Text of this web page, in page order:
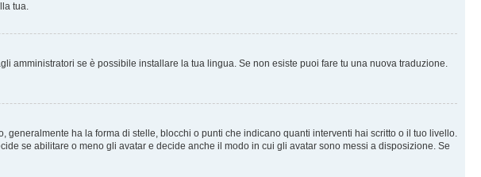
tua.
amministratori se è possibile installare la tua lingua. Se non esiste puoi fare tu una nuova traduzione.
ha la forma di stelle, blocchi o punti che indicano quanti interventi hai scritto o il tuo livello.
se abilitare o meno gli avatar e decide anche il modo in cui gli avatar sono messi a disposizione. Se